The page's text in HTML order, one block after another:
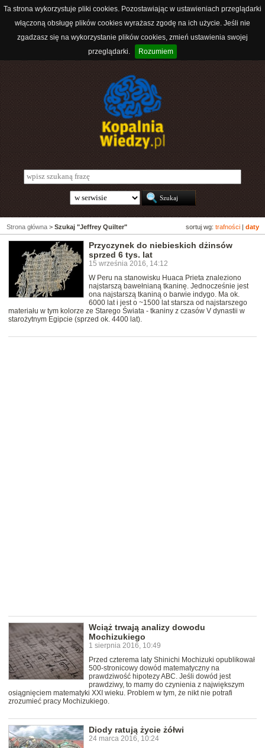
Ta strona wykorzystuje pliki cookies. Pozostawiając w ustawieniach przeglądarki
włączoną obsługę plików cookies wyrażasz zgodę na ich użycie. Jeśli nie
zgadzasz się na wykorzystanie plików cookies, zmień ustawienia swojej
przeglądarki.
Rozumiem
sortuj wg: trafności daty
Strona główna > Szukaj "Jeffrey Quilter"
Przyczynek do niebieskich dżinsów
sprzed 6 tys. lat
15 września 2016, 14:12
W Peru na stanowisku Huaca Prieta znaleziono
najstarszą bawełnianą tkaninę. Jednocześnie jest
ona najstarszą tkaniną o barwie indygo. Ma ok.
6000 lat i jest o ~1500 lat starsza od najstarszego
materiału w tym kolorze ze Starego Świata - tkaniny z czasów V dynastii w
starożytnym Egipcie (sprzed ok. 4400 lat).
Wciąż trwają analizy dowodu
Mochizukiego
1 sierpnia 2016, 10:49
Przed czterema laty Shinichi Mochizuki opublikował
500-stronicowy dowód matematyczny na
prawdziwość hipotezy ABC. Jeśli dowód jest
prawdziwy, to mamy do czynienia z największym
osiągnięciem matematyki XXI wieku. Problem w tym, że nikt nie potrafi
zrozumieć pracy Mochizukiego.
Diody ratują życie żółwi
24 marca 2016, 10:24